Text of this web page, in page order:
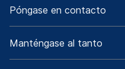
Póngase en contacto
Manténgase al tanto